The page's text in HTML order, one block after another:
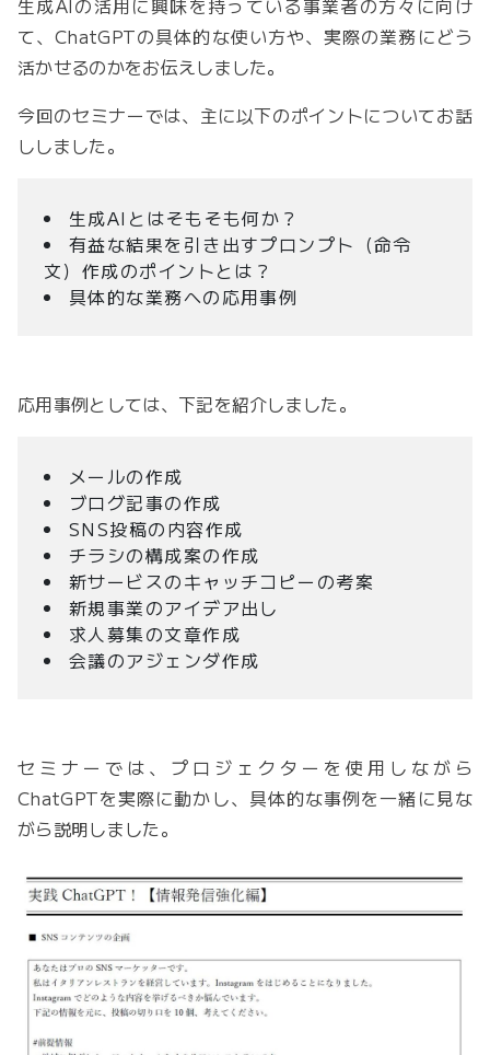
生成AIの活用に興味を持っている事業者の方々に向け
て、ChatGPTの具体的な使い方や、実際の業務にどう
活かせるのかをお伝えしました。
今回のセミナーでは、主に以下のポイントについてお話
ししました。
生成AIとはそもそも何か？
有益な結果を引き出すプロンプト（命令
文）作成のポイントとは？
具体的な業務への応用事例
応用事例としては、下記を紹介しました。
メールの作成
ブログ記事の作成
SNS投稿の内容作成
チラシの構成案の作成
新サービスのキャッチコピーの考案
新規事業のアイデア出し
求人募集の文章作成
会議のアジェンダ作成
セミナーでは、プロジェクターを使用しながら
ChatGPTを実際に動かし、具体的な事例を一緒に見な
がら説明しました。